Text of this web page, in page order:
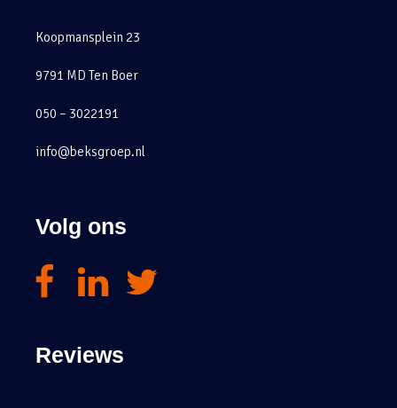
Koopmansplein 23
9791 MD Ten Boer
050 – 3022191
info@beksgroep.nl
Volg ons
Reviews